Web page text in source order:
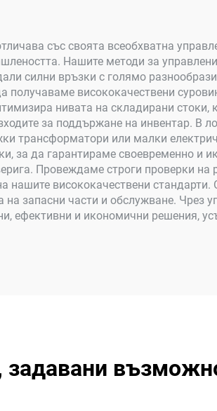
със своята всеобхватна
Нашите методи за
силни връзки с голямо
висококачествени
нивата на складирани
за поддържане на инвентар. В
трансформатори или малки
за да гарантираме своевременно и
Провеждаме строги проверки
нашите висококачествени стандарти.
запасни части и обслужване. Чрез
ефективни и икономични решения,
задавани